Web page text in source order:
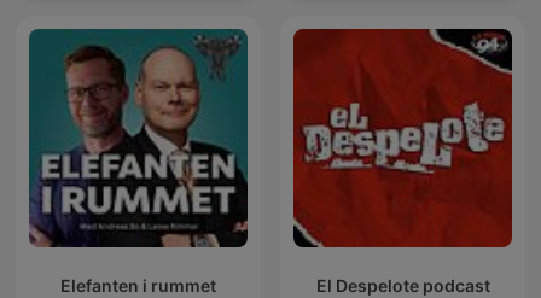
Elefanten i rummet El Despelote podcast